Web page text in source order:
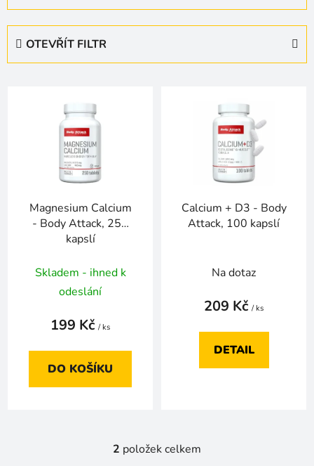
z
OTEVŘÍT FILTR
Magnesium Calcium
- Body Attack, 250
kapslí
Skladem - ihned k
odeslání
199 Kč / ks
DO KOŠÍKU
Calcium + D3 - Body
Attack, 100 kapslí
Na dotaz
209 Kč / ks
DETAIL
O
2 položek celkem